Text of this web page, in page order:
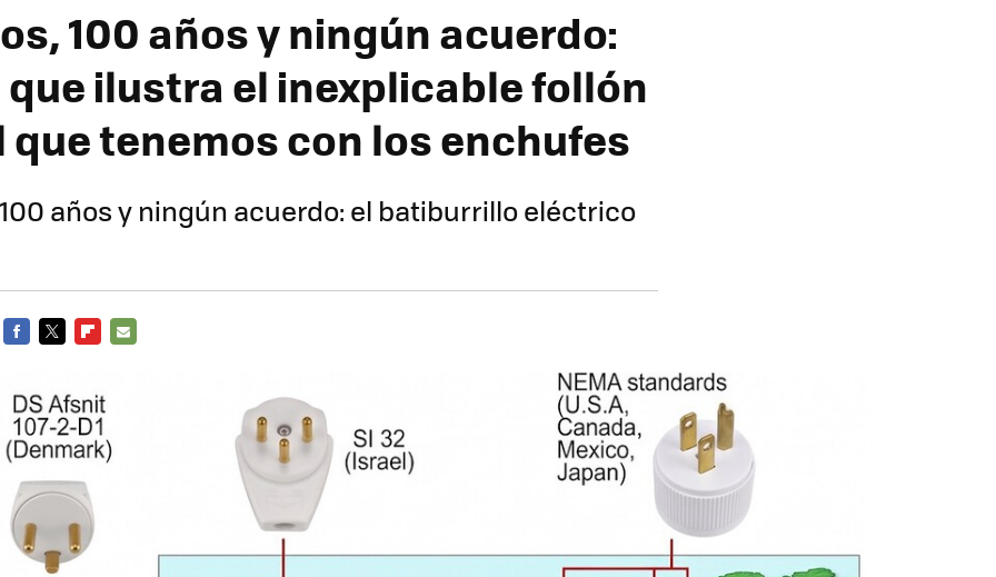
100 años y ningún acuerdo:
que ilustra el inexplicable follón
tenemos con los enchufes
años y ningún acuerdo: el batiburrillo eléctrico